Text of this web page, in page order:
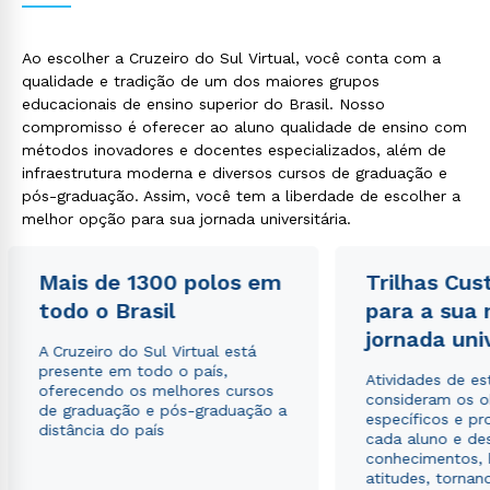
Ao escolher a Cruzeiro do Sul Virtual, você conta com a
qualidade e tradição de um dos maiores grupos
educacionais de ensino superior do Brasil. Nosso
compromisso é oferecer ao aluno qualidade de ensino com
métodos inovadores e docentes especializados, além de
infraestrutura moderna e diversos cursos de graduação e
pós-graduação. Assim, você tem a liberdade de escolher a
melhor opção para sua jornada universitária.
Mais de 1300 polos em
todo o Brasil
A Cruzeiro do Sul Virtual está
presente em todo o país,
oferecendo os melhores cursos
de graduação e pós-graduação a
distância do país
Trilhas
para a sua
jornada
Atividades de
consideram os
específicos e
cada aluno e
conhecimentos,
atitudes,
Rápido e fácil
Estou de acordo com a Política de Privacidade.e
autorizo que meus dados sejam utilizados para o